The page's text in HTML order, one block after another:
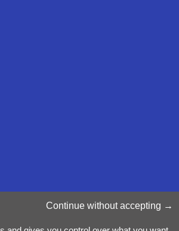
Continue without accepting